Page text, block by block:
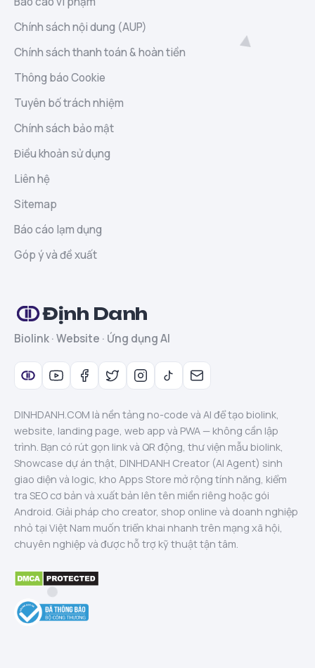
Chính sách nội dung (AUP)
Chính sách thanh toán & hoàn tiền
Thông báo Cookie
Tuyên bố trách nhiệm
Chính sách bảo mật
Điều khoản sử dụng
Liên hệ
Sitemap
Báo cáo lạm dụng
Góp ý và đề xuất
Định Danh
Biolink · Website · Ứng dụng AI
DINHDANH.COM là nền tảng no-code và AI để tạo biolink,
website, landing page, web app và PWA — không cần lập
trình. Bạn có rút gọn link và QR động, thư viện mẫu biolink,
Showcase dự án thật, DINHDANH Creator (AI Agent) sinh
giao diện và logic, kho Apps Store mở rộng tính năng, kiểm
tra SEO cơ bản và xuất bản lên tên miền riêng hoặc gói
Android. Giải pháp cho creator, shop online và doanh nghiệp
nhỏ tại Việt Nam muốn triển khai nhanh trên mạng xã hội,
chuyên nghiệp và được hỗ trợ kỹ thuật tận tâm.